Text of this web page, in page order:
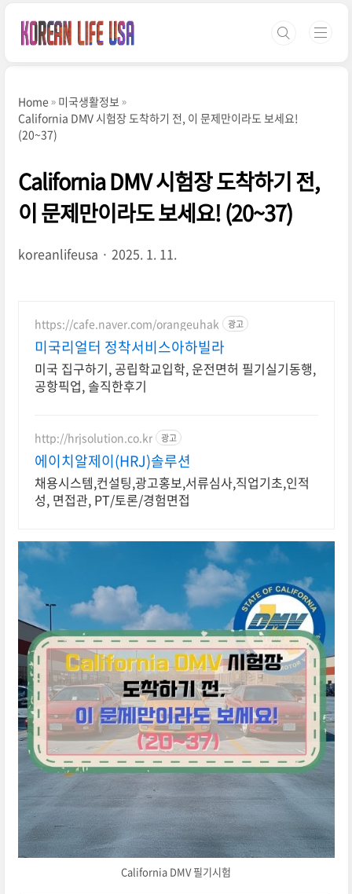
Home
미국생활정보
California DMV 시험장 도착하기 전, 이 문제만이라도 보세요!
(20~37)
California DMV 시험장 도착하기 전,
이 문제만이라도 보세요! (20~37)
koreanlifeusa 2025. 1. 11.
https://cafe.naver.com/orangeuhak 광고
미국리얼터 정착서비스아하빌라
미국 집구하기, 공립학교입학, 운전면허 필기실기동행,
공항픽업, 솔직한후기
http://hrjsolution.co.kr 광고
에이치알제이(HRJ)솔루션
채용시스템,컨설팅,광고홍보,서류심사,직업기초,인적
성, 면접관, PT/토론/경험면접
California DMV 필기시험